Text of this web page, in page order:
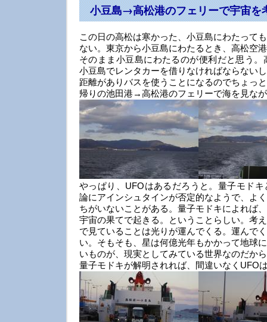
小豆島→高松港のフェリーで宇宙を
この日の高松は寒かった、小豆島にわたって
ない。東京から小豆島にわたるとき、高松空
そのまま小豆島にわたるのが便利だと思う
小豆島でレンタカーを借りなければならない
距離がありバスを使うことになるのでちょっ
帰りの池田港→高松港のフェリーで海を見な
やっぱり、UFOはあるだろうと。量子モド
論にアインシュタインが否定的なようで、よ
ちがいないことがある。量子モドキによれば
宇宙の果てで起きる。ということらしい。考
で見ていることは光りが運んでくる。運んで
い。そもそも、星は何億光年もかかって地球
いものが、現実としてみている世界なのだか
量子モドキが解明されれば、間違いなくUFO